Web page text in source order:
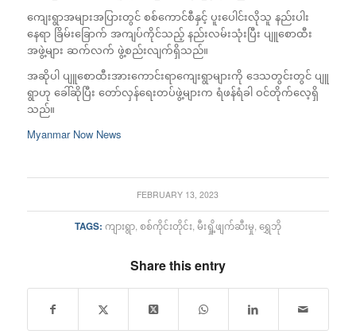
ကျေးရွာအများအပြားတွင် စစ်ကောင်စီနှင့် ပူးပေါင်းလိုသူ နည်းပါး
နေရာ ခြိမ်းခြောက် အကျပ်ကိုင်သည့် နည်းလမ်းသုံးပြီး ပျူစောထီး
အဖွဲ့များ ဆက်လက် ဖွဲ့စည်းလျက်ရှိသည်။
အဆိုပါ ပျူစောထီးအားကောင်းရာကျေးရွာများကို ဒေသတွင်းတွင် ပျူ
ရွာဟု ခေါ်ဆိုပြီး တော်လှန်ရေးတပ်ဖွဲ့များက ရံဖန်ရံခါ ဝင်တိုက်လေ့ရှိ
သည်။
Myanmar Now News
FEBRUARY 13, 2023
TAGS: ကျားရွာ, စစ်ကိုင်းတိုင်း, မီးရှို့ဖျက်ဆီးမှု, ရွှေဘို
Share this entry